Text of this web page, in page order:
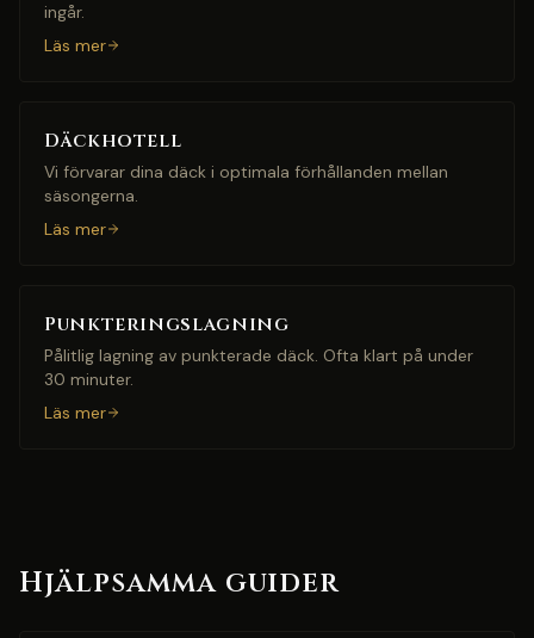
ingår.
Läs mer
Däckhotell
Vi förvarar dina däck i optimala förhållanden mellan
säsongerna.
Läs mer
Punkteringslagning
Pålitlig lagning av punkterade däck. Ofta klart på under
30 minuter.
Läs mer
Hjälpsamma guider